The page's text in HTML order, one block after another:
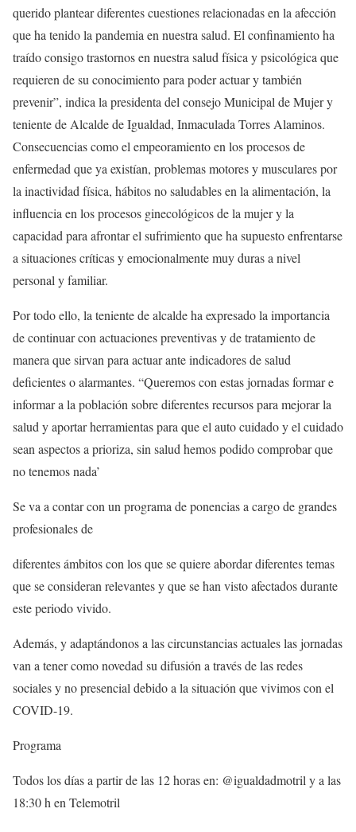
querido plantear diferentes cuestiones relacionadas en la afección
que ha tenido la pandemia en nuestra salud. El confinamiento ha
traído consigo trastornos en nuestra salud física y psicológica que
requieren de su conocimiento para poder actuar y también
prevenir”, indica la presidenta del consejo Municipal de Mujer y
teniente de Alcalde de Igualdad, Inmaculada Torres Alaminos.
Consecuencias como el empeoramiento en los procesos de
enfermedad que ya existían, problemas motores y musculares por
la inactividad física, hábitos no saludables en la alimentación, la
influencia en los procesos ginecológicos de la mujer y la
capacidad para afrontar el sufrimiento que ha supuesto enfrentarse
a situaciones críticas y emocionalmente muy duras a nivel
personal y familiar.
Por todo ello, la teniente de alcalde ha expresado la importancia
de continuar con actuaciones preventivas y de tratamiento de
manera que sirvan para actuar ante indicadores de salud
deficientes o alarmantes. “Queremos con estas jornadas formar e
informar a la población sobre diferentes recursos para mejorar la
salud y aportar herramientas para que el auto cuidado y el cuidado
sean aspectos a prioriza, sin salud hemos podido comprobar que
no tenemos nada’
Se va a contar con un programa de ponencias a cargo de grandes
profesionales de
diferentes ámbitos con los que se quiere abordar diferentes temas
que se consideran relevantes y que se han visto afectados durante
este periodo vivido.
Además, y adaptándonos a las circunstancias actuales las jornadas
van a tener como novedad su difusión a través de las redes
sociales y no presencial debido a la situación que vivimos con el
COVID-19.
Programa
Todos los días a partir de las 12 horas en: @igualdadmotril y a las
18:30 h en Telemotril